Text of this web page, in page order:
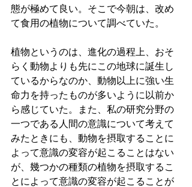
態が極めて良い。そこで今朝は、改め
て食用の植物について調べていた。
植物というのは、進化の過程上、おそ
らく動物よりも先にこの地球に誕生し
ているからなのか、動物以上に強い生
命力を持ったものが多いように以前か
ら感じていた。また、私の研究分野の
一つである人間の意識について考えて
みたときにも、動物を摂取することに
よって意識の変容が起こることはない
が、幾つかの種類の植物を摂取するこ
とによって意識の変容が起こることが